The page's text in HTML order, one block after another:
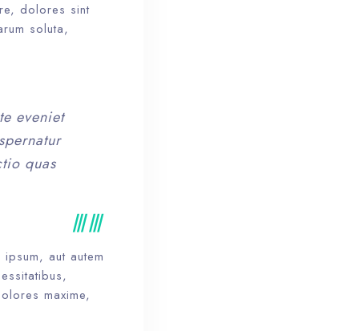
dolores sint
soluta,
eveniet
quas
aut autem
maxime,